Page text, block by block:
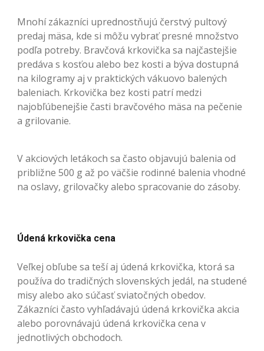
Mnohí zákazníci uprednostňujú čerstvý pultový
predaj mäsa, kde si môžu vybrať presné množstvo
podľa potreby. Bravčová krkovička sa najčastejšie
predáva s kosťou alebo bez kosti a býva dostupná
na kilogramy aj v praktických vákuovo balených
baleniach. Krkovička bez kosti patrí medzi
najobľúbenejšie časti bravčového mäsa na pečenie
a grilovanie.
V akciových letákoch sa často objavujú balenia od
približne 500 g až po väčšie rodinné balenia vhodné
na oslavy, grilovačky alebo spracovanie do zásoby.
Údená krkovička cena
Veľkej obľube sa teší aj údená krkovička, ktorá sa
používa do tradičných slovenských jedál, na studené
misy alebo ako súčasť sviatočných obedov.
Zákazníci často vyhľadávajú údená krkovička akcia
alebo porovnávajú údená krkovička cena v
jednotlivých obchodoch.